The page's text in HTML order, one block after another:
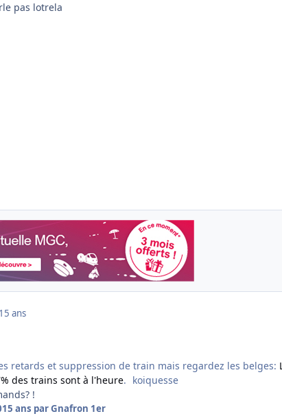
pas lotrela
15 ans
retards et suppression de train mais regardez les belges:
des trains sont à l'heure. koiquesse
!
15 ans par Gnafron 1er